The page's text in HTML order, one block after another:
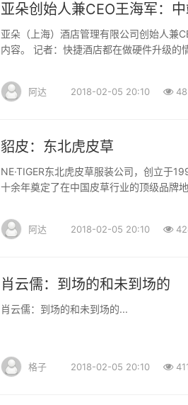
亚朵创始人兼CEO王海军：
亚朵（上海）酒店管理有限公司创始人兼
内容。 记者：快捷酒店都在做硬件升级的
做中端（酒店）。我做快捷酒店是2001年
得消费者在成长，但是产品真的没有跟上
阿达 2018-02-05 20:10
貂皮：东北虎皮草
NE·TIGER东北虎皮草服装公司，创立于
十余年奠定了在中国皮草行业的顶级品牌
牌一直以来所秉承的理念：关爱女人的梦
中国时装时尚潮流的顶点。1992年，东北
阿达 2018-02-05 20:10
肖云儒：到场的和未到场的
肖云儒：到场的和未到场的...
格子 2018-02-05 20:10